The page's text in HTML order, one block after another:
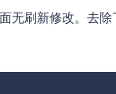
无刷新修改。去除